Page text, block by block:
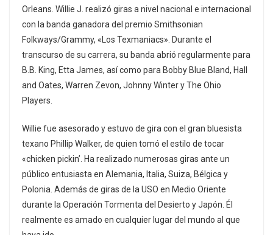
Orleans. Willie J. realizó giras a nivel nacional e internacional
con la banda ganadora del premio Smithsonian
Folkways/Grammy, «Los Texmaniacs». Durante el
transcurso de su carrera, su banda abrió regularmente para
B.B. King, Etta James, así como para Bobby Blue Bland, Hall
and Oates, Warren Zevon, Johnny Winter y The Ohio
Players.
Willie fue asesorado y estuvo de gira con el gran bluesista
texano Phillip Walker, de quien tomó el estilo de tocar
«chicken pickin’. Ha realizado numerosas giras ante un
público entusiasta en Alemania, Italia, Suiza, Bélgica y
Polonia. Además de giras de la USO en Medio Oriente
durante la Operación Tormenta del Desierto y Japón. Él
realmente es amado en cualquier lugar del mundo al que